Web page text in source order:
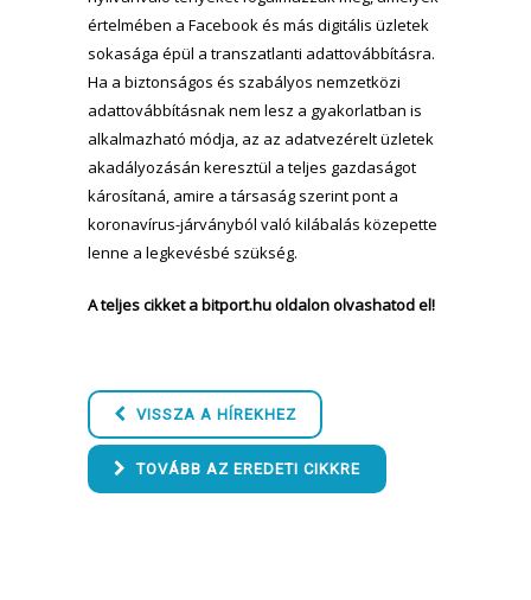
értelmében a Facebook és más digitális üzletek
sokasága épül a transzatlanti adattovábbításra.
Ha a biztonságos és szabályos nemzetközi
adattovábbításnak nem lesz a gyakorlatban is
alkalmazható módja, az az adatvezérelt üzletek
akadályozásán keresztül a teljes gazdaságot
károsítaná, amire a társaság szerint pont a
koronavírus-járványból való kilábalás közepette
lenne a legkevésbé szükség.
A teljes cikket a bitport.hu oldalon olvashatod el!
VISSZA A HÍREKHEZ
TOVÁBB AZ EREDETI CIKKRE